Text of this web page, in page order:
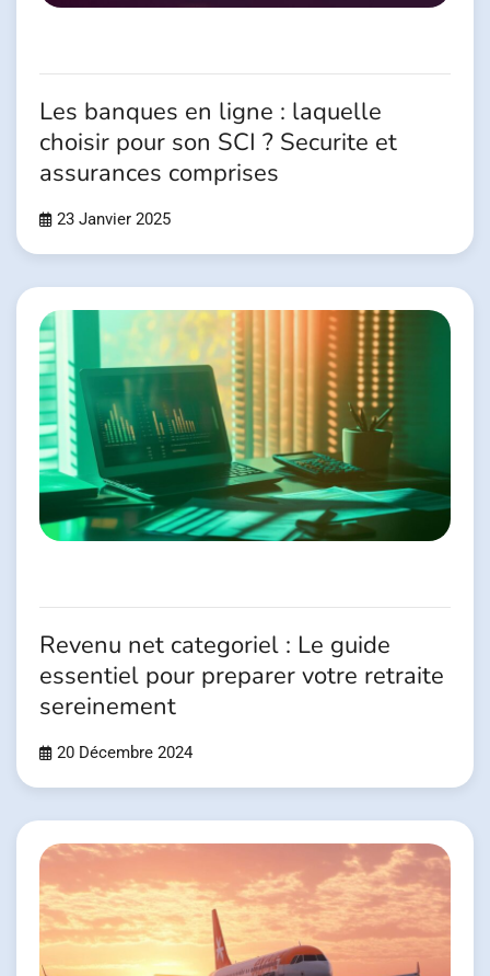
Les banques en ligne : laquelle
choisir pour son SCI ? Securite et
assurances comprises
23 Janvier 2025
Revenu net categoriel : Le guide
essentiel pour preparer votre retraite
sereinement
20 Décembre 2024